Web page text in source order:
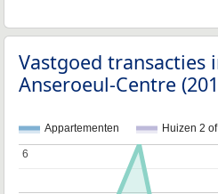
Vastgoed transacties
Anseroeul-Centre
Appartementen Huizen 2
6
6